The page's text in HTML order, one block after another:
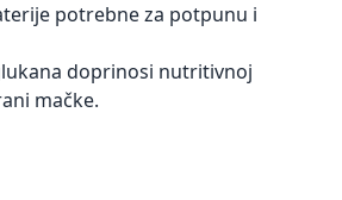
potrebne za potpunu i
doprinosi nutritivnoj
mačke.